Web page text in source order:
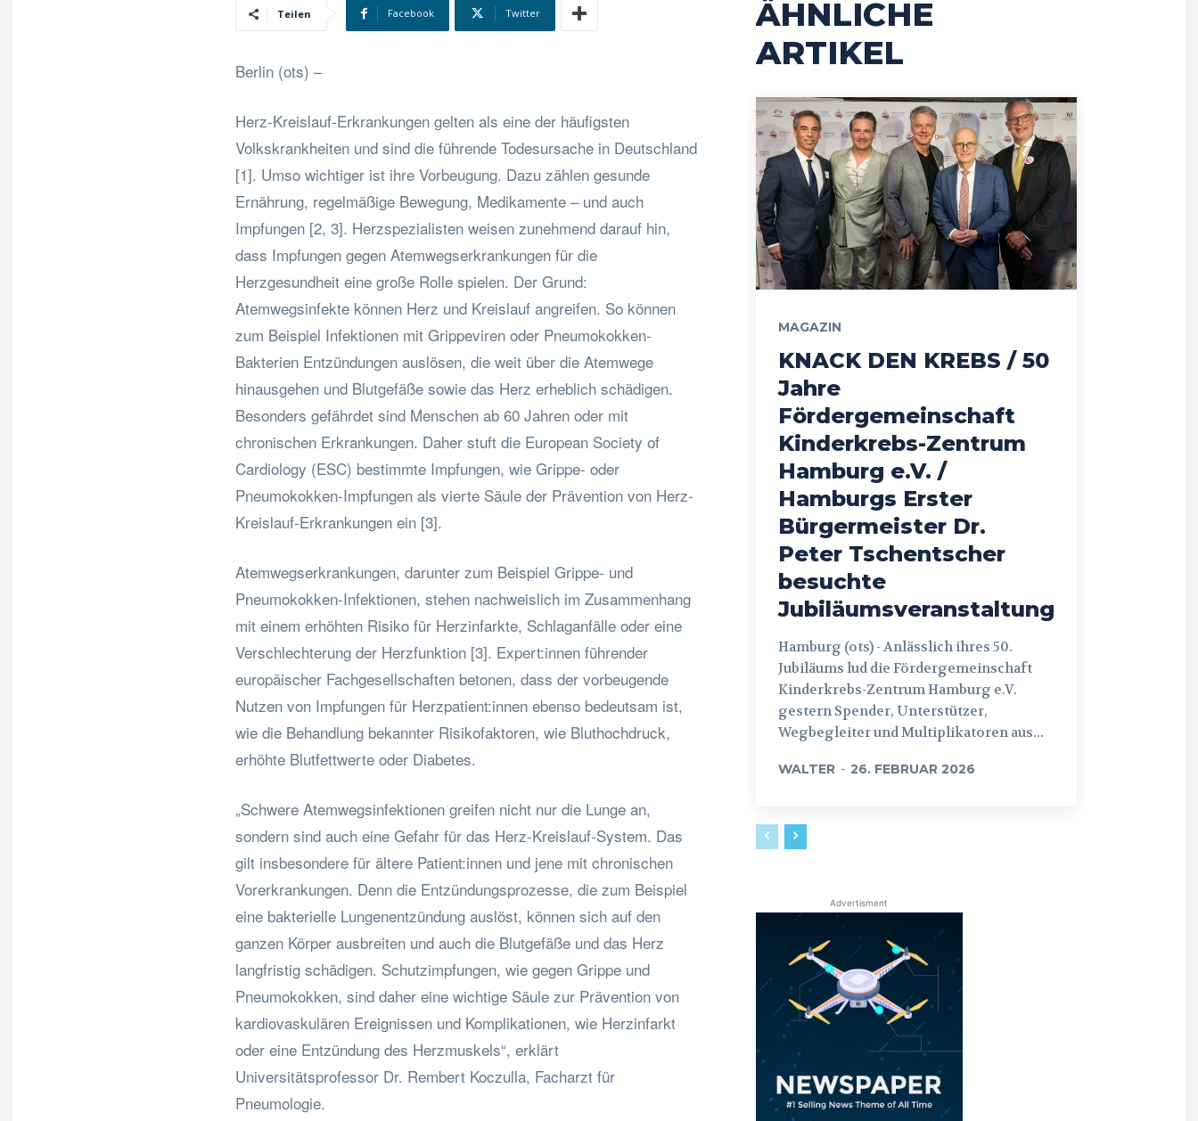
Teilen Facebook Twitter
Berlin (ots) –
Herz-Kreislauf-Erkrankungen gelten als eine der häufigsten
Volkskrankheiten und sind die führende Todesursache in Deutschland
[1]. Umso wichtiger ist ihre Vorbeugung. Dazu zählen gesunde
Ernährung, regelmäßige Bewegung, Medikamente – und auch
Impfungen [2, 3]. Herzspezialisten weisen zunehmend darauf hin,
dass Impfungen gegen Atemwegserkrankungen für die
Herzgesundheit eine große Rolle spielen. Der Grund:
Atemwegsinfekte können Herz und Kreislauf angreifen. So können
zum Beispiel Infektionen mit Grippeviren oder Pneumokokken-
Bakterien Entzündungen auslösen, die weit über die Atemwege
hinausgehen und Blutgefäße sowie das Herz erheblich schädigen.
Besonders gefährdet sind Menschen ab 60 Jahren oder mit
chronischen Erkrankungen. Daher stuft die European Society of
Cardiology (ESC) bestimmte Impfungen, wie Grippe- oder
Pneumokokken-Impfungen als vierte Säule der Prävention von Herz-
Kreislauf-Erkrankungen ein [3].
Atemwegserkrankungen, darunter zum Beispiel Grippe- und
Pneumokokken-Infektionen, stehen nachweislich im Zusammenhang
mit einem erhöhten Risiko für Herzinfarkte, Schlaganfälle oder eine
Verschlechterung der Herzfunktion [3]. Expert:innen führender
europäischer Fachgesellschaften betonen, dass der vorbeugende
Nutzen von Impfungen für Herzpatient:innen ebenso bedeutsam ist,
wie die Behandlung bekannter Risikofaktoren, wie Bluthochdruck,
erhöhte Blutfettwerte oder Diabetes.
„Schwere Atemwegsinfektionen greifen nicht nur die Lunge an,
sondern sind auch eine Gefahr für das Herz-Kreislauf-System. Das
gilt insbesondere für ältere Patient:innen und jene mit chronischen
Vorerkrankungen. Denn die Entzündungsprozesse, die zum Beispiel
eine bakterielle Lungenentzündung auslöst, können sich auf den
ganzen Körper ausbreiten und auch die Blutgefäße und das Herz
langfristig schädigen. Schutzimpfungen, wie gegen Grippe und
Pneumokokken, sind daher eine wichtige Säule zur Prävention von
kardiovaskulären Ereignissen und Komplikationen, wie Herzinfarkt
oder eine Entzündung des Herzmuskels“, erklärt
Universitätsprofessor Dr. Rembert Koczulla, Facharzt für
Pneumologie.
ÄHNLICHE
ARTIKEL
MAGAZIN
KNACK DEN KREBS / 50
Jahre
Fördergemeinschaft
Kinderkrebs-Zentrum
Hamburg e.V. /
Hamburgs Erster
Bürgermeister Dr.
Peter Tschentscher
besuchte
Jubiläumsveranstaltung
Hamburg (ots) - Anlässlich ihres 50.
Jubiläums lud die Fördergemeinschaft
Kinderkrebs-Zentrum Hamburg e.V.
gestern Spender, Unterstützer,
Wegbegleiter und Multiplikatoren aus...
WALTER - 26. FEBRUAR 2026
Advertisment